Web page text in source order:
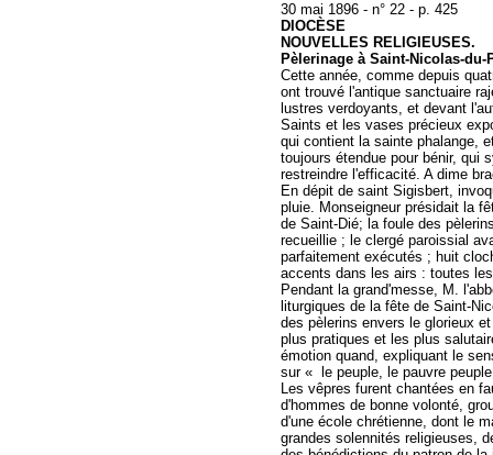
30 mai 1896 - n° 22 - p. 425
DIOCÈSE
NOUVELLES RELIGIEUSES.
Pèlerinage à Saint-Nicolas-du-
Cette année, comme depuis
ont trouvé l'antique sanctuaire
lustres verdoyants, et devant
Saints et les vases précieux
qui contient la sainte phalange,
toujours étendue pour bénir, qui
restreindre l'efficacité. A dime
En dépit de saint Sigisbert,
pluie. Monseigneur présidait la
de Saint-Dié; la foule des
recueillie ; le clergé paroissial
parfaitement exécutés ; huit
accents dans les airs : toutes
Pendant la grand'messe, M.
liturgiques de la fête de Saint-
des pèlerins envers le glorieux
plus pratiques et les plus
émotion quand, expliquant le
sur « le peuple, le pauvre
Les vêpres furent chantées en
d'hommes de bonne volonté,
d'une école chrétienne, dont le
grandes solennités religieuses,